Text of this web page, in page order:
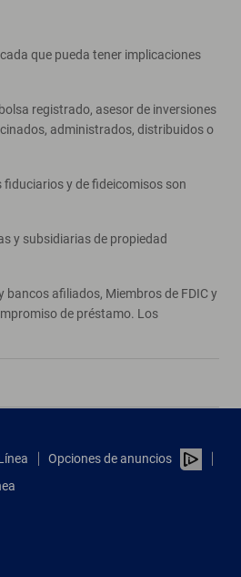
que pueda tener implicaciones
registrado, asesor de inversiones
administrados, distribuidos o
y de fideicomisos son
y subsidiarias de propiedad
afiliados, Miembros de FDIC y
de préstamo. Los
Opciones de anuncios